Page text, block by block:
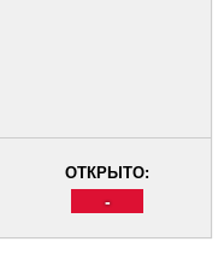
ОТКРЫТО:
-